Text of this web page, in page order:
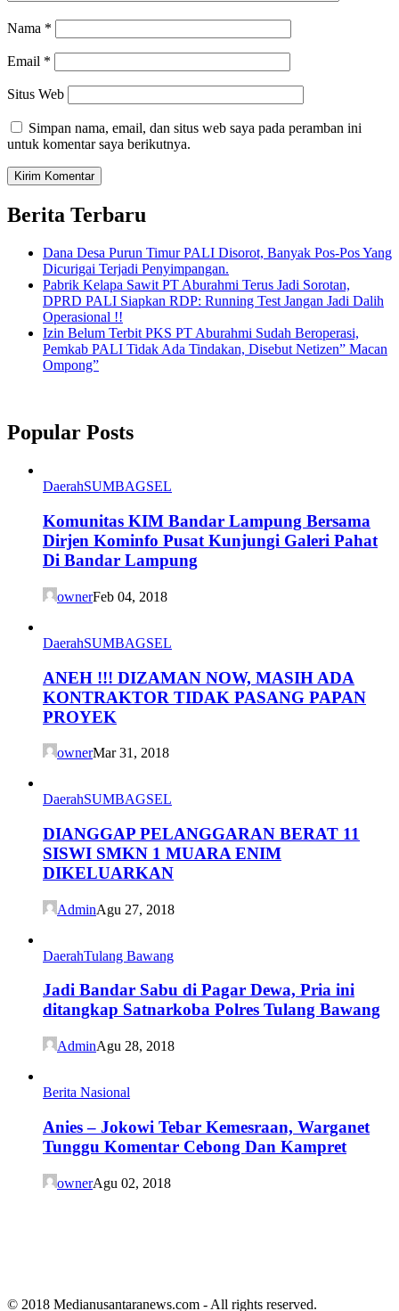
Nama *
Email *
Situs Web
Simpan nama, email, dan situs web saya pada peramban ini
untuk komentar saya berikutnya.
Berita Terbaru
Dana Desa Purun Timur PALI Disorot, Banyak Pos-Pos Yang
Dicurigai Terjadi Penyimpangan.
Pabrik Kelapa Sawit PT Aburahmi Terus Jadi Sorotan,
DPRD PALI Siapkan RDP: Running Test Jangan Jadi Dalih
Operasional !!
Izin Belum Terbit PKS PT Aburahmi Sudah Beroperasi,
Pemkab PALI Tidak Ada Tindakan, Disebut Netizen” Macan
Ompong”
Popular Posts
DaerahSUMBAGSEL
Komunitas KIM Bandar Lampung Bersama
Dirjen Kominfo Pusat Kunjungi Galeri Pahat
Di Bandar Lampung
ownerFeb 04, 2018
DaerahSUMBAGSEL
ANEH !!! DIZAMAN NOW, MASIH ADA
KONTRAKTOR TIDAK PASANG PAPAN
PROYEK
ownerMar 31, 2018
DaerahSUMBAGSEL
DIANGGAP PELANGGARAN BERAT 11
SISWI SMKN 1 MUARA ENIM
DIKELUARKAN
AdminAgu 27, 2018
DaerahTulang Bawang
Jadi Bandar Sabu di Pagar Dewa, Pria ini
ditangkap Satnarkoba Polres Tulang Bawang
AdminAgu 28, 2018
Berita Nasional
Anies – Jokowi Tebar Kemesraan, Warganet
Tunggu Komentar Cebong Dan Kampret
ownerAgu 02, 2018
© 2018 Medianusantaranews.com - All rights reserved.